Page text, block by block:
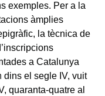
exemples. Per a la
àmplies
la tècnica de
a Catalunya
dins el segle IV, vuit
quaranta-quatre al